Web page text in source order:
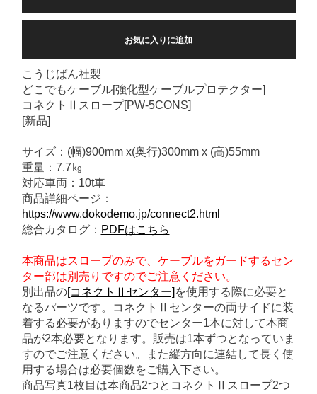
お気に入りに追加
こうじばん社製
どこでもケーブル[強化型ケーブルプロテクター]
コネクトⅡスロープ[PW-5CONS]
[新品]
サイズ：(幅)900mm x(奥行)300mm x (高)55mm
重量：7.7㎏
対応車両：10t車
商品詳細ページ：
https://www.dokodemo.jp/connect2.html
総合カタログ： PDFはこちら
本商品はスロープのみで、ケーブルをガードするセン
ター部は別売りですのでご注意ください。
別出品の[コネクトⅡセンター] を使用する際に必要と
なるパーツです。コネクトⅡセンターの両サイドに装
着する必要がありますのでセンター1本に対して本商
品が2本必要となります。販売は1本ずつとなっていま
すのでご注意ください。また縦方向に連結して長く使
用する場合は必要個数をご購入下さい。
商品写真1枚目は本商品2つとコネクトⅡスロープ2つ